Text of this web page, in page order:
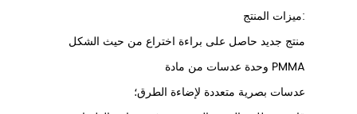
ميزات المنتج:
منتج جديد حاصل على براءة اختراع من حيث الشكل
وحدة عدسات من مادة PMMA
عدسات بصرية متعددة لإضاءة الطرق؛